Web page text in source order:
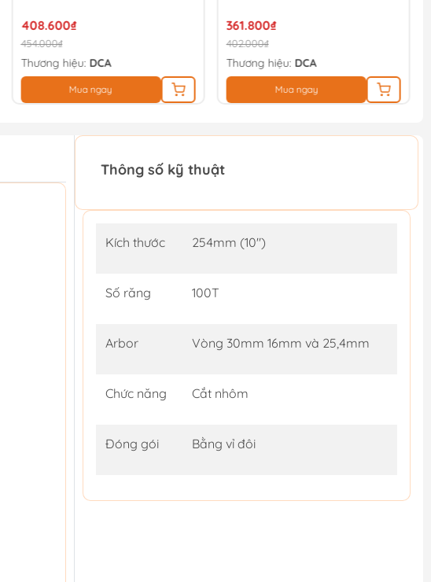
408.600₫
454.000₫
Thương hiệu: DCA
Mua ngay
361.800₫
402.000₫
Thương hiệu: DCA
Mua ngay
Thông số kỹ thuật
Kích thước 254mm (10")
Số răng 100T
Arbor Vòng 30mm 16mm và 25,4mm
Chức năng Cắt nhôm
Đóng gói Bằng vỉ đôi